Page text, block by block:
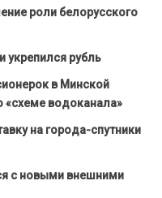
роли белорусского
укрепился рубль
в Минской
«схеме водоканала»
на города-спутники
с новыми внешними